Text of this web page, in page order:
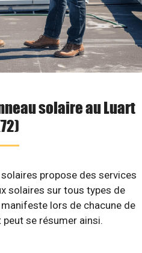
solaire au Luart
propose des services
solaires sur tous types de
lors de chacune de
se résumer ainsi.